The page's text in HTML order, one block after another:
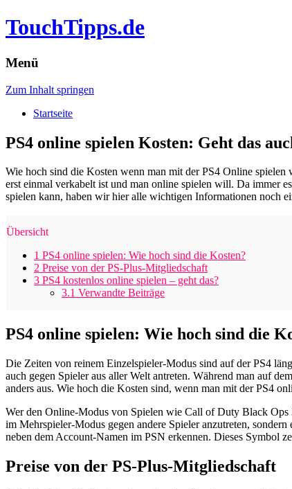
TouchTipps.de
Menü
Zum Inhalt springen
Startseite
PS4 online spielen Kosten: Geht das
Wie hoch sind die Kosten wenn man mit der PS4 Online
erst einmal verkabelt ist und man online spielen will. Da immer
spielen kann, haben wir hier alle wichtigen Informationen noch
Übersicht
1 PS4 online spielen: Wie hoch sind die Kosten?
2 Preise von der PS-Plus-Mitgliedschaft
3 PS4 kostenlos online spielen – geht das?
3.1 Verwandte Beiträge
PS4 online spielen: Wie hoch sind die
Die Zeiten von reinem Einzelspieler-Modus sind auf der PS4
auch gegen Spieler aus aller Welt antreten. Während man auf
anders aus. Wie hoch die Kosten sind, wenn man mit der PS4
Wer den Online-Modus von Spielen wie Call of Duty Black
im Mehrspieler-Modus gegen andere Spieler anzutreten,
neben dem Account-Namen im PSN erkennen. Dieses Symbol
Preise von der PS-Plus-Mitgliedschaft